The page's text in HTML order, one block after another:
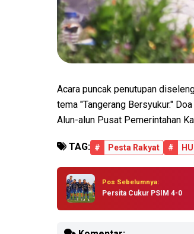
Acara puncak penutupan
tema "Tangerang Bersyukur."
Alun-alun Pusat Pemerintahan
TAG: # Pesta Rakyat #
Pos Sebelumnya:
Persita Cukur PSIM 4-0